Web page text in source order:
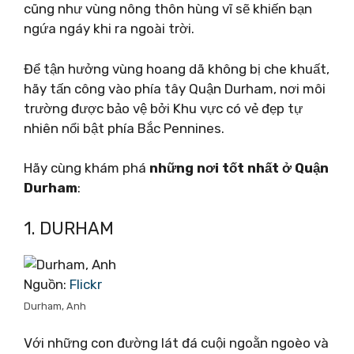
cũng như vùng nông thôn hùng vĩ sẽ khiến bạn
ngứa ngáy khi ra ngoài trời.
Để tận hưởng vùng hoang dã không bị che khuất,
hãy tấn công vào phía tây Quận Durham, nơi môi
trường được bảo vệ bởi Khu vực có vẻ đẹp tự
nhiên nổi bật phía Bắc Pennines.
Hãy cùng khám phá những nơi tốt nhất ở Quận
Durham:
1. DURHAM
Nguồn: Flickr
Durham, Anh
Với những con đường lát đá cuội ngoằn ngoèo và